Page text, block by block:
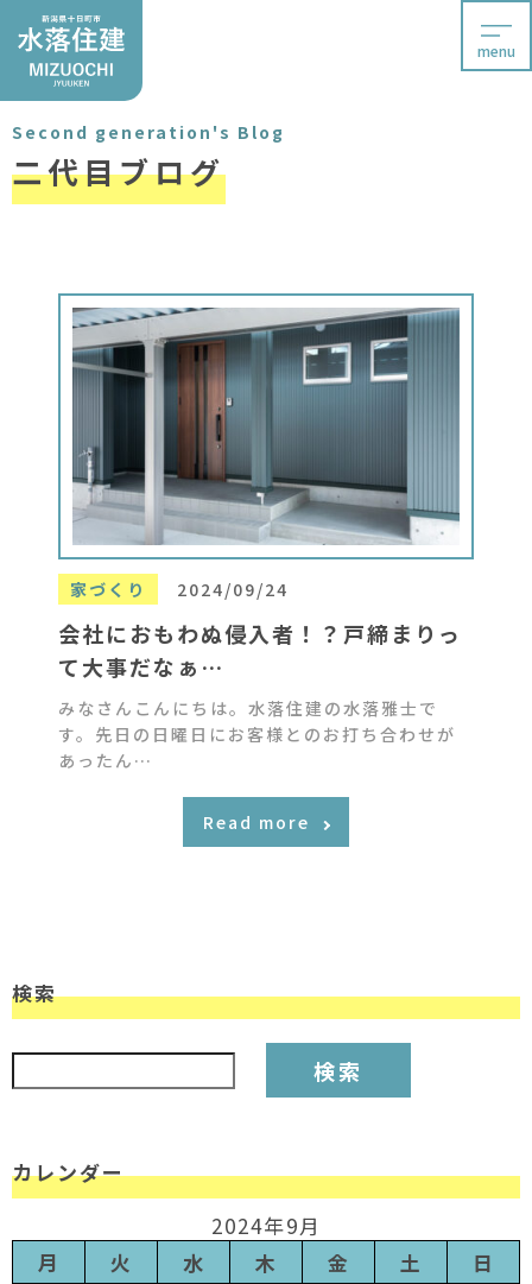
menu
Second generation's Blog
二代目ブログ
家づくり 2024/09/24
会社におもわぬ侵入者！？戸締まりっ
て大事だなぁ…
みなさんこんにちは。水落住建の水落雅士で
す。先日の日曜日にお客様とのお打ち合わせが
あったん…
Read more
検索
検索:
カレンダー
2024年9月
月
火 水 木 金 土 日